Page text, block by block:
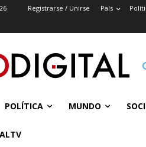
Registrarse / Unirse País
POLÍTICA MUNDO